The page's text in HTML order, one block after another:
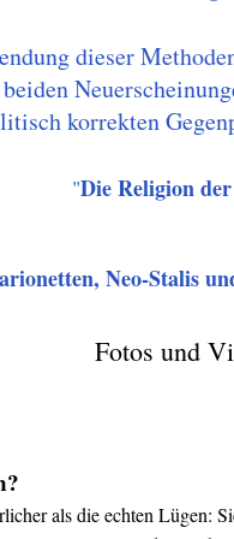
dieser
korrekten
"Die Religion
Neo-Stalis
Fotos und
als die echten Lügen: